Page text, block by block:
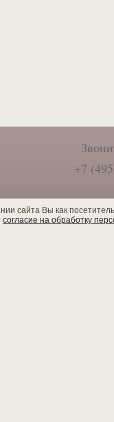
+7
сайта Вы как
согласие на обработку